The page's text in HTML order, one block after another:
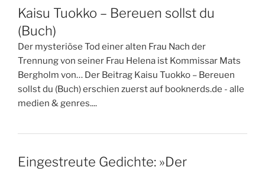
Kaisu Tuokko – Bereuen sollst du
(Buch)
Der mysteriöse Tod einer alten Frau Nach der
Trennung von seiner Frau Helena ist Kommissar Mats
Bergholm von… Der Beitrag Kaisu Tuokko – Bereuen
sollst du (Buch) erschien zuerst auf booknerds.de - alle
medien & genres....
Eingestreute Gedichte: »Der